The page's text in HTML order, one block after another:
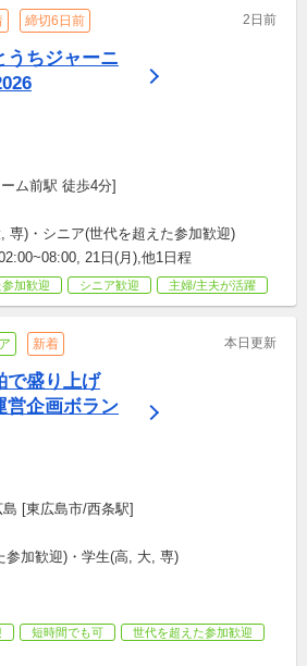
締切6日前 2日前
うちジャーニ
ム前駅 徒歩4分]
専)・シニア(世代を超えた参加歓迎)
21日(月),他1日程
加歓迎 シニア歓迎 主婦/主夫が活躍
新着 本日更新
で盛り上げ
営企画ボラン
[東広島市/西条駅]
参加歓迎)・学生(高, 大, 専)
短時間でも可
世代を超えた参加歓迎